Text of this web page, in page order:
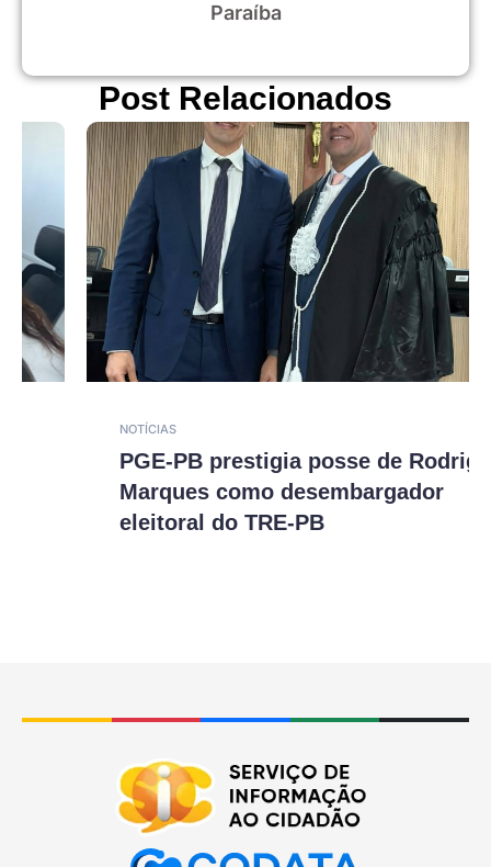
Paraíba
Post Relacionados
PGE-PB prestigia posse de Rodrigo
Marques como desembargador
eleitoral do TRE-PB